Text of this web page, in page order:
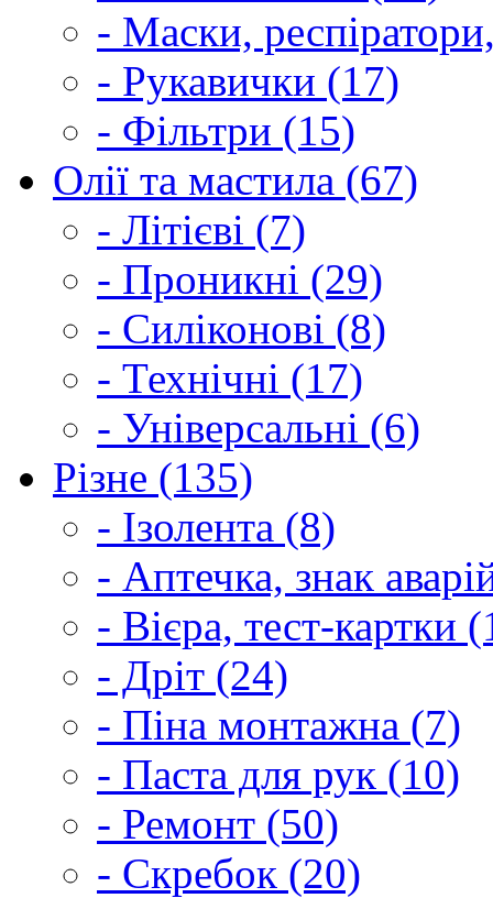
- Маски,
- Рукавички (17)
- Фільтри (15)
Олії та мастила (67)
- Літієві (7)
- Проникні (29)
- Силіконові (8)
- Технічні (17)
- Універсальні (6)
Різне (135)
- Ізолента (8)
- Аптечка, знак
- Вієра, тест-картки
- Дріт (24)
- Піна монтажна (7)
- Паста для рук (10)
- Ремонт (50)
- Скребок (20)